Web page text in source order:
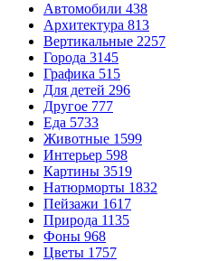
Автомобили 438
Архитектура 813
Вертикальные 2257
Города 3145
Графика 515
Для детей 296
Другое 777
Еда 5733
Животные 1599
Интерьер 598
Картины 3519
Натюрморты 1832
Пейзажи 1617
Природа 1135
Фоны 968
Цветы 1757